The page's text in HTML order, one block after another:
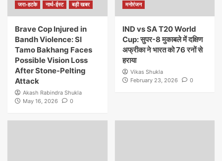
जरा-हटके
नार्थ-ईस्ट बड़ी खबर
Brave Cop Injured in
Bandh Violence: SI
Tamo Bakhang Faces
Possible Vision Loss
After Stone-Pelting
Attack
Akash Rabindra Shukla
May 16, 2026
0
मनोरंजन
IND vs SA T20 World
Cup: सुपर-8 मुकाबले में दक्षिण
अफ्रीका ने भारत को 76 रनों से
हराया
Vikas Shukla
February 23, 2026
0